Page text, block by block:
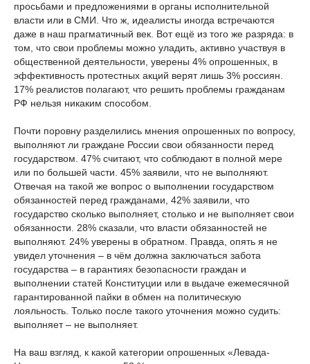
просьбами и предложениями в органы исполнительной
власти или в СМИ. Что ж, идеалисты иногда встречаются
даже в наш прагматичный век. Вот ещё из того же разряда: в
том, что свои проблемы можно уладить, активно участвуя в
общественной деятельности, уверены 4% опрошенных, в
эффективность протестных акций верят лишь 3% россиян.
17% реалистов полагают, что решить проблемы гражданам
РФ нельзя никаким способом.
Почти поровну разделились мнения опрошенных по вопросу,
выполняют ли граждане России свои обязанности перед
государством. 47% считают, что соблюдают в полной мере
или по большей части. 45% заявили, что не выполняют.
Отвечая на такой же вопрос о выполнении государством
обязанностей перед гражданами, 42% заявили, что
государство сколько выполняет, столько и не выполняет свои
обязанности. 28% сказали, что власти обязанностей не
выполняют. 24% уверены в обратном. Правда, опять я не
увидел уточнения – в чём должна заключаться забота
государства – в гарантиях безопасности граждан и
выполнении статей Конституции или в выдаче ежемесячной
гарантированной пайки в обмен на политическую
лояльность. Только после такого уточнения можно судить:
выполняет – не выполняет.
На ваш взгляд, к какой категории опрошенных «Левада-